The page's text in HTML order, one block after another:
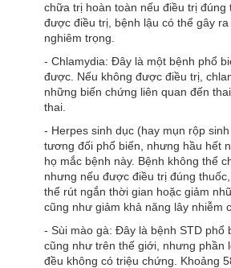
chữa trị hoàn toàn nếu điều trị đúng
được điều trị, bệnh lậu có thể gây
nghiêm trọng.
- Chlamydia: Đây là một bệnh phổ
được. Nếu không được điều trị,
những biến chứng liên quan đến
thai.
- Herpes sinh dục (hay mụn rộp
tương đối phổ biến, nhưng hầu hết
họ mắc bệnh này. Bệnh không thể
nhưng nếu được điều trị đúng
thể rút ngắn thời gian hoặc giảm
cũng như giảm khả năng lây nhiễm
- Sùi mào gà: Đây là bệnh STD phổ
cũng như trên thế giới, nhưng phần
đều không có triệu chứng. Khoảng